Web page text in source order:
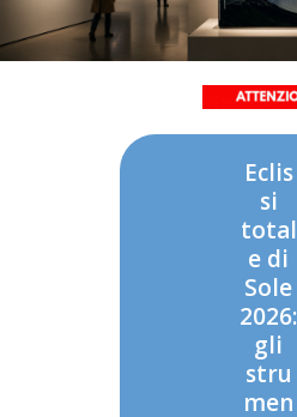
Eclis
si
total
e di
Sole
2026:
gli
stru
men